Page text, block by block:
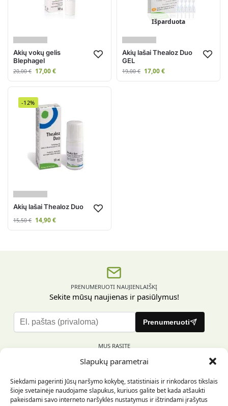
Slapukų parametrai
Siekdami pagerinti Jūsų naršymo kokybę, statistiniais ir rinkodaros tikslais
šioje svetainėje naudojame slapukus, kuriuos galite bet kada atšaukti
pakeisdami savo interneto naršyklės nustatymus ir ištrindami įrašytus
Akių vokų gelis
Blephagel
20,00€ 17,00€
Išparduota
Akių lašai Thealoz Duo
GEL
19,00€ 17,00€
-12%
Akių lašai Thealoz Duo
15,50€ 14,90€
PRENUMERUOTI NAUJIENLAIŠKĮ
Sekite mūsų naujienas ir pasiūlymus!
l
a
l
e
Prenumeruoti
MUS RASITE
INFORMACIJA PIRKĖJUI